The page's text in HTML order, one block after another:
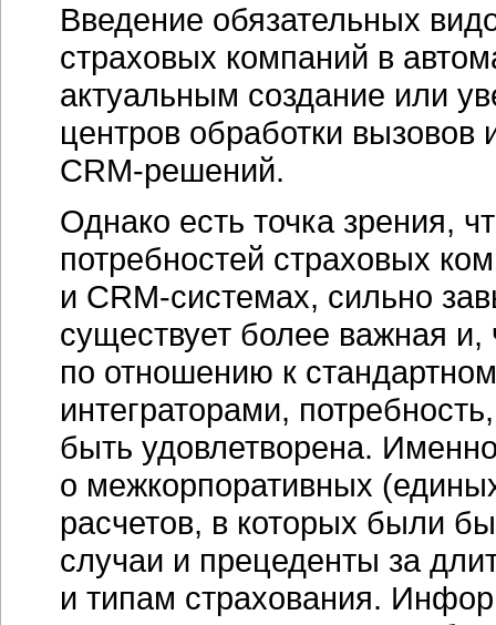
Введение обязательных
страховых компаний в
актуальным создание или
центров обработки вызовов
CRM-решений.
Однако есть точка зрения,
потребностей страховых
и CRM-системах, сильно
существует более важная
по отношению к
интеграторами,
быть удовлетворена.
о межкорпоративных
расчетов, в которых были
случаи и прецеденты за
и типам страхования.